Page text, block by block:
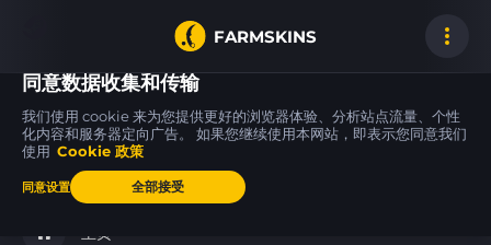
FARMSKINS
100
Desert Eagle
主页
同意数据收集和传输
我们使用 cookie 来为您提供更好的浏览器体验、分析站点流量、个性
化内容和服务器定向广告。 如果您继续使用本网站，即表示您同意我们
使用 Cookie 政策
同意设置 全部接受